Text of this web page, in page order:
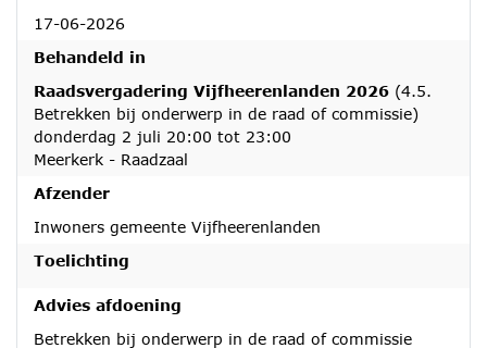
17-06-2026
Behandeld in
Raadsvergadering Vijfheerenlanden 2026 (4.5.
Betrekken bij onderwerp in de raad of commissie)
donderdag 2 juli 20:00 tot 23:00
Meerkerk - Raadzaal
Afzender
Inwoners gemeente Vijfheerenlanden
Toelichting
Advies afdoening
Betrekken bij onderwerp in de raad of commissie